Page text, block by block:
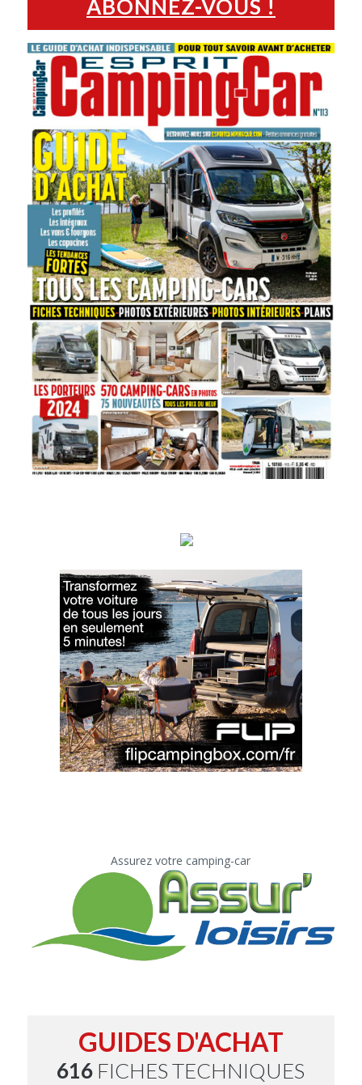
ABONNEZ-VOUS !
Assurez votre camping-car
GUIDES D'ACHAT
616 FICHES TECHNIQUES